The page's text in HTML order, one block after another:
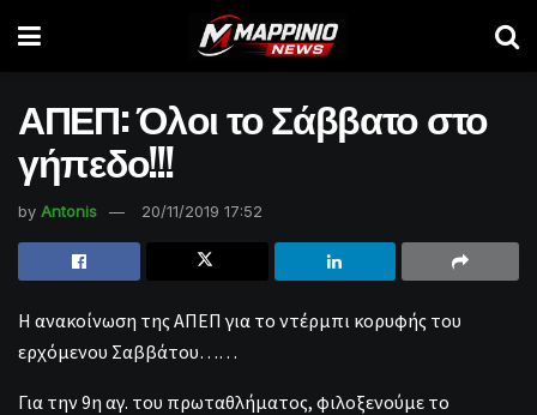
ΑΠΕΠ: Όλοι το Σάββατο στο
γήπεδο!!!
by Antonis 20/11/2019 17:52
Η ανακοίνωση της ΑΠΕΠ για το ντέρμπι κορυφής του
ερχόμενου Σαββάτου……
Για την 9η αγ. του πρωταθλήματος, φιλοξενούμε το